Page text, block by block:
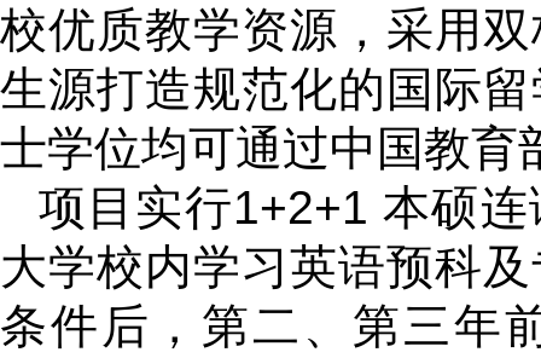
校优质教学资源，采用
生源打造规范化的国际
士学位均可通过中国教育
项目实行1+2+1 本硕
大学校内学习英语预科
条件后，第二、第三年